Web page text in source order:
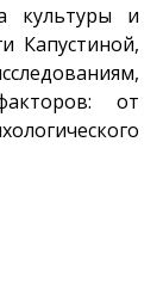
культуры и
Капустиной,
от